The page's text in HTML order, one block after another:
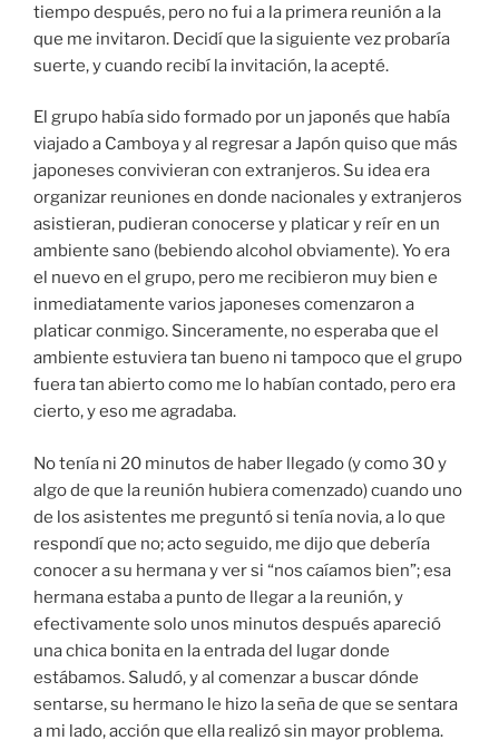
tiempo después, pero no fui a la primera reunión a la
que me invitaron. Decidí que la siguiente vez probaría
suerte, y cuando recibí la invitación, la acepté.
El grupo había sido formado por un japonés que había
viajado a Camboya y al regresar a Japón quiso que más
japoneses convivieran con extranjeros. Su idea era
organizar reuniones en donde nacionales y extranjeros
asistieran, pudieran conocerse y platicar y reír en un
ambiente sano (bebiendo alcohol obviamente). Yo era
el nuevo en el grupo, pero me recibieron muy bien e
inmediatamente varios japoneses comenzaron a
platicar conmigo. Sinceramente, no esperaba que el
ambiente estuviera tan bueno ni tampoco que el grupo
fuera tan abierto como me lo habían contado, pero era
cierto, y eso me agradaba.
No tenía ni 20 minutos de haber llegado (y como 30 y
algo de que la reunión hubiera comenzado) cuando uno
de los asistentes me preguntó si tenía novia, a lo que
respondí que no; acto seguido, me dijo que debería
conocer a su hermana y ver si “nos caíamos bien”; esa
hermana estaba a punto de llegar a la reunión, y
efectivamente solo unos minutos después apareció
una chica bonita en la entrada del lugar donde
estábamos. Saludó, y al comenzar a buscar dónde
sentarse, su hermano le hizo la seña de que se sentara
a mi lado, acción que ella realizó sin mayor problema.